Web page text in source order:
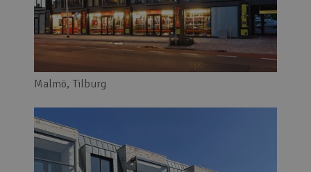
Malmö, Tilburg